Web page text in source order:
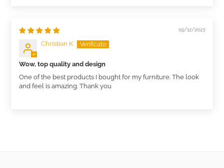
05/12/2023
Christian K
Wow, top quality and design
One of the best products I bought for my furniture. The look
and feel is amazing. Thank you